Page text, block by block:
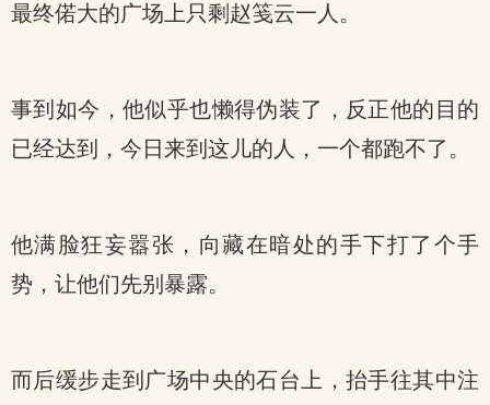
最终偌大的广场上只剩赵笺云一人。
事到如今，他似乎也懒得伪装了，反正他的目的
已经达到，今日来到这儿的人，一个都跑不了。
他满脸狂妄嚣张，向藏在暗处的手下打了个手
势，让他们先别暴露。
而后缓步走到广场中央的石台上，抬手往其中注